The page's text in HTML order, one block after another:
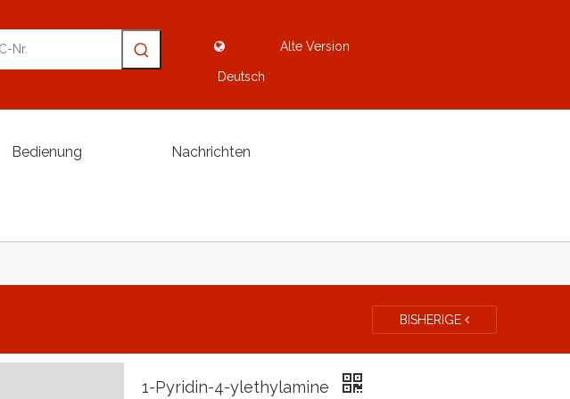
Deutsch
Alte Version
Bedienung Nachrichten
BISHERIGE
1-Pyridin-4-ylethylamine